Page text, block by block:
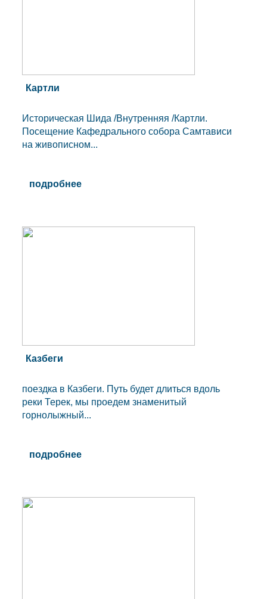
Картли
Историческая Шида /Внутренняя /Картли.
Посещение Кафедрального собора Самтависи
на живописном...
подробнее
Казбеги
поездка в Казбеги. Путь будет длиться вдоль
реки Терек, мы проедем знаменитый
горнолыжный...
подробнее